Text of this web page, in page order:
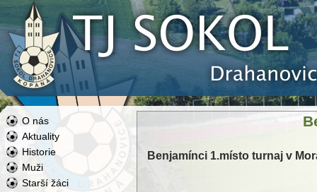
O nás
Aktuality
Historie
Muži
Starší žáci
Benjamínci 1.místo turnaj v